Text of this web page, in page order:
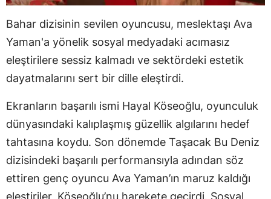
Bahar dizisinin sevilen oyuncusu, meslektaşı Ava
Yaman'a yönelik sosyal medyadaki acımasız
eleştirilere sessiz kalmadı ve sektördeki estetik
dayatmalarını sert bir dille eleştirdi.
Ekranların başarılı ismi Hayal Köseoğlu, oyunculuk
dünyasındaki kalıplaşmış güzellik algılarını hedef
tahtasına koydu. Son dönemde Taşacak Bu Deniz
dizisindeki başarılı performansıyla adından söz
ettiren genç oyuncu Ava Yaman’ın maruz kaldığı
eleştiriler, Köseoğlu’nu harekete geçirdi. Sosyal